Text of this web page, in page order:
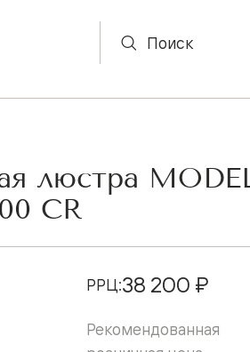
люстра
CR
РРЦ:38 200 ₽
Рекомендованная